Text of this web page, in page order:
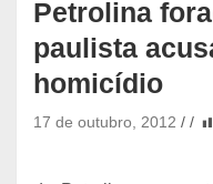
Petrolina
paulista
homicídio
17 de outubro, 2012